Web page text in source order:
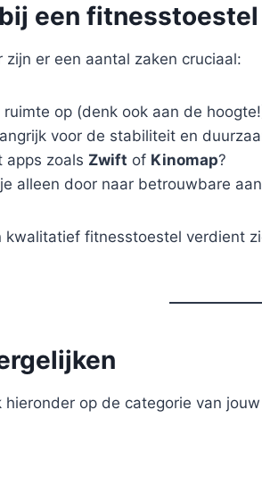
een fitnesstoestel
er een aantal zaken cruciaal:
op (denk ook aan de
voor de stabiliteit en
apps zoals Zwift of Kinomap?
alleen door naar betrouwbare
kwalitatief fitnesstoestel verdient
op de categorie van